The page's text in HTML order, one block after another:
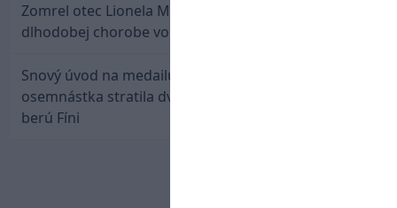
Zomrel otec Lionela Messiho. Jorge podľahol
dlhodobej chorobe vo veku 68 rokov
Snový úvod na medailu nestačil: Slovenská
osemnástka stratila dvojgólový náskok a bronz
berú Fíni